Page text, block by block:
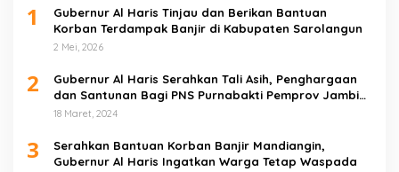
1
Gubernur Al Haris Tinjau dan Berikan Bantuan
Korban Terdampak Banjir di Kabupaten Sarolangun
2 Mei, 2026
2
Gubernur Al Haris Serahkan Tali Asih, Penghargaan
dan Santunan Bagi PNS Purnabakti Pemprov Jambi
Yang Berada di Sarolangun
18 Maret, 2024
3
Serahkan Bantuan Korban Banjir Mandiangin,
Gubernur Al Haris Ingatkan Warga Tetap Waspada